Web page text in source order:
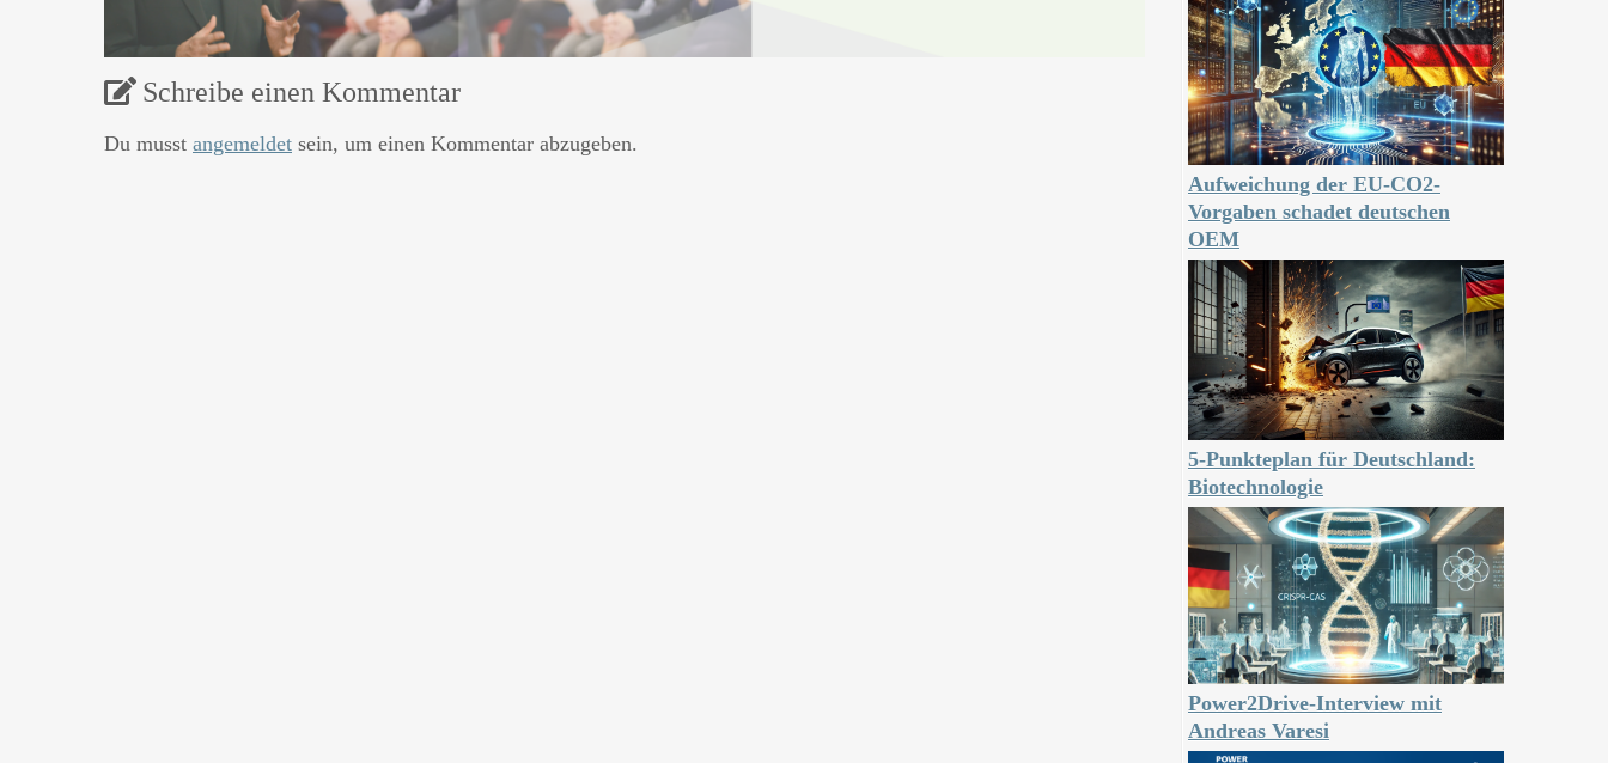
Schreibe einen Kommentar
Du musst angemeldet sein, um einen Kommentar abzugeben.
Aufweichung der EU-CO2-
Vorgaben schadet deutschen
OEM
5-Punkteplan für Deutschland:
Biotechnologie
Power2Drive-Interview mit
Andreas Varesi